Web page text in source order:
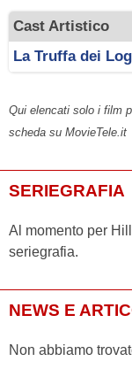
Cast Artistico
La Truffa dei
Qui elencati solo i film
scheda su MovieTele.it
SERIEGRAFIA
Al momento per
seriegrafia.
NEWS E
Non abbiamo